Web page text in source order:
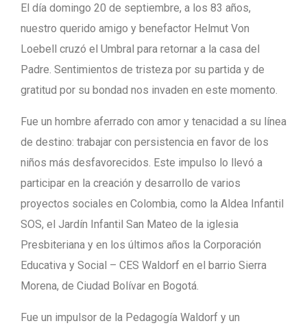
El día domingo 20 de septiembre, a los 83 años,
nuestro querido amigo y benefactor Helmut Von
Loebell cruzó el Umbral para retornar a la casa del
Padre. Sentimientos de tristeza por su partida y de
gratitud por su bondad nos invaden en este momento.
Fue un hombre aferrado con amor y tenacidad a su línea
de destino: trabajar con persistencia en favor de los
niños más desfavorecidos. Este impulso lo llevó a
participar en la creación y desarrollo de varios
proyectos sociales en Colombia, como la Aldea Infantil
SOS, el Jardín Infantil San Mateo de la iglesia
Presbiteriana y en los últimos años la Corporación
Educativa y Social – CES Waldorf en el barrio Sierra
Morena, de Ciudad Bolívar en Bogotá.
Fue un impulsor de la Pedagogía Waldorf y un